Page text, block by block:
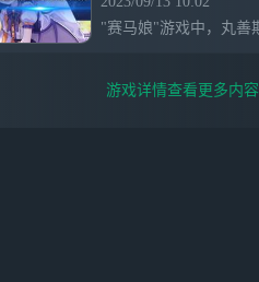
游戏详情查看更多内容